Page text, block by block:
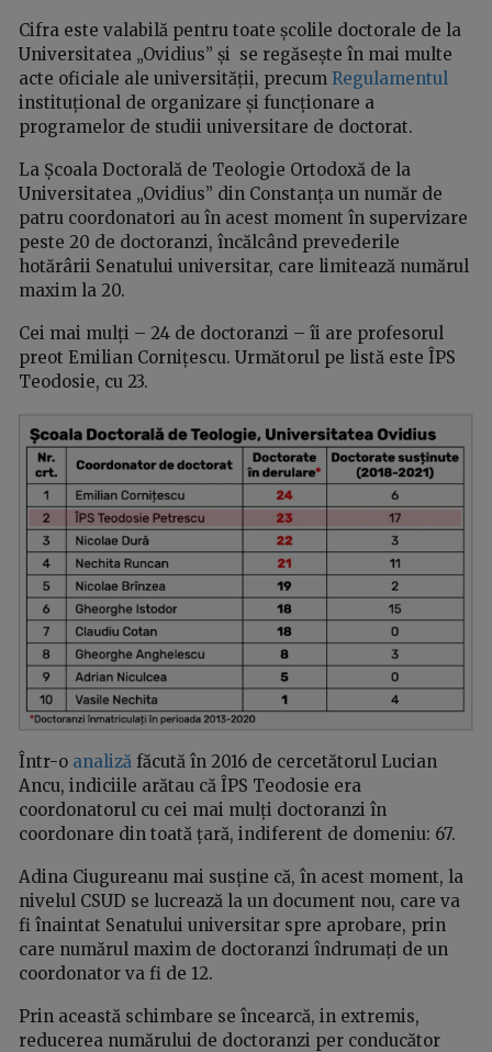
Cifra este valabilă pentru toate școlile doctorale de la
Universitatea „Ovidius” și se regăsește în mai multe
acte oficiale ale universității, precum Regulamentul
instituțional de organizare și funcționare a
programelor de studii universitare de doctorat.
La Școala Doctorală de Teologie Ortodoxă de la
Universitatea „Ovidius” din Constanța un număr de
patru coordonatori au în acest moment în supervizare
peste 20 de doctoranzi, încălcând prevederile
hotărârii Senatului universitar, care limitează numărul
maxim la 20.
Cei mai mulți – 24 de doctoranzi – îi are profesorul
preot Emilian Cornițescu. Următorul pe listă este ÎPS
Teodosie, cu 23.
Într-o analiză făcută în 2016 de cercetătorul Lucian
Ancu, indiciile arătau că ÎPS Teodosie era
coordonatorul cu cei mai mulți doctoranzi în
coordonare din toată țară, indiferent de domeniu: 67.
Adina Ciugureanu mai susține că, în acest moment, la
nivelul CSUD se lucrează la un document nou, care va
fi înaintat Senatului universitar spre aprobare, prin
care numărul maxim de doctoranzi îndrumați de un
coordonator va fi de 12.
Prin această schimbare se încearcă, in extremis,
reducerea numărului de doctoranzi per conducător